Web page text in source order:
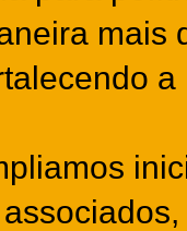
mais